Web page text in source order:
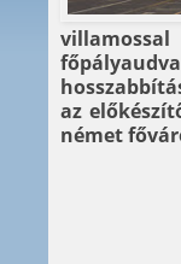
az
német